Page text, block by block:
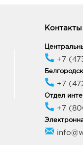
Рай:
обл, г
летия Октября,
10:00 - 21:00
Чижова:
Контакты
+7
+7
Отдел
+7